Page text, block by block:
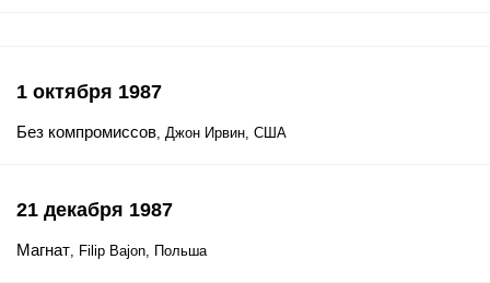
1 октября 1987
Без компромиссов, Джон Ирвин, США
21 декабря 1987
Магнат, Filip Bajon, Польша